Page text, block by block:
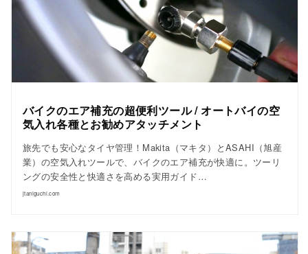
バイクのエア補充の超便利ツール / オートバイの空
気入れ各種とお勧めアタッチメント
旅先でも安心なタイヤ管理！Makita（マキタ）とASAHI（旭産
業）の空気入れツールで、バイクのエア補充が快適に。ツーリ
ングの安全性と快適さを高める実用ガイド…
jtaniguchi.com